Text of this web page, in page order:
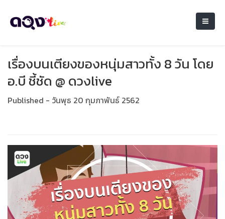
เรื่องบนเตียงของหนุ่มสาวทั้ง 8 วัน โดย
อ.บี ชี้ชัด @ ดวงlive
Published - วันพุธ 20 กุมภาพันธ์ 2562